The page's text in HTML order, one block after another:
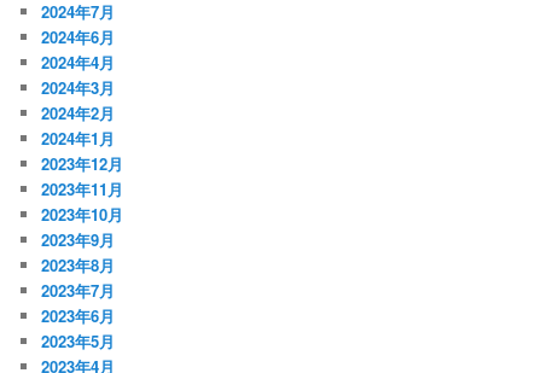
2024年7月
2024年6月
2024年4月
2024年3月
2024年2月
2024年1月
2023年12月
2023年11月
2023年10月
2023年9月
2023年8月
2023年7月
2023年6月
2023年5月
2023年4月